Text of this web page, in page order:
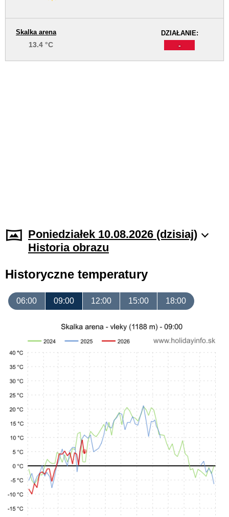
DZIAŁANIE:
-
Skalka arena
13.4 °C
Poniedziałek 10.08.2026 (dzisiaj)
Historia obrazu
Historyczne temperatury
06:00 09:00 12:00 15:00 18:00